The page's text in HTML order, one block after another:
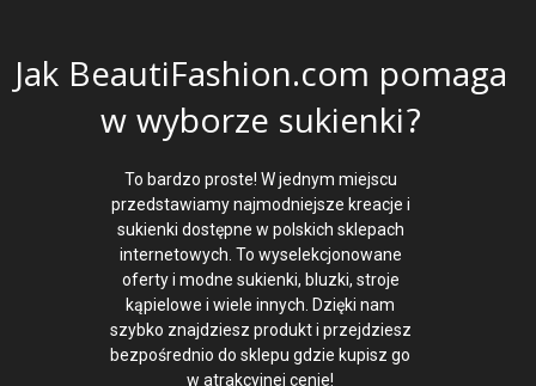
Jak BeautiFashion.com pomaga
w wyborze sukienki?
To bardzo proste! W jednym miejscu
przedstawiamy najmodniejsze kreacje i
sukienki dostępne w polskich sklepach
internetowych. To wyselekcjonowane
oferty i modne sukienki, bluzki, stroje
kąpielowe i wiele innych. Dzięki nam
szybko znajdziesz produkt i przejdziesz
bezpośrednio do sklepu gdzie kupisz go
w atrakcyjnej cenie!